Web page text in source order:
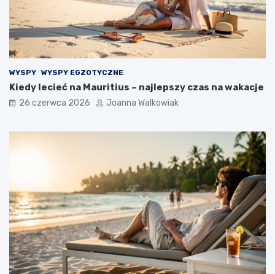
WYSPY WYSPY EGZOTYCZNE
Kiedy lecieć na Mauritius – najlepszy czas na wakacje
26 czerwca 2026 Joanna Walkowiak